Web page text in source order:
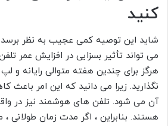
کنید
شاید این توصیه کمی عجیب به نظر برسد
می تواند تأثیر بسزایی در افزایش عمر
هرگز برای چندین هفته متوالی رایانه و
نگذارید. زیرا می دانید که این امر باعث
آن می شود. تلفن های هوشمند نیز در
هستند. بنابراین ، اگر مدت زمان طولانی